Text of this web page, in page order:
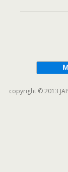
copyright © 2013